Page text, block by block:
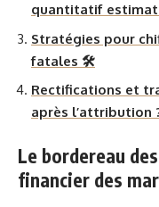
quantitatif
Stratégies pour
fatales 🛠️
Rectifications et
après l’attribution
Le bordereau
financier des